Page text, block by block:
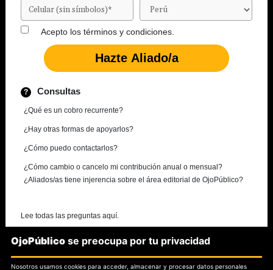
Acepto los términos y condiciones.
Consultas
¿Qué es un cobro recurrente?
¿Hay otras formas de apoyarlos?
¿Cómo puedo contactarlos?
¿Cómo cambio o cancelo mi contribución anual o mensual?
¿Aliados/as tiene injerencia sobre el área editorial de OjoPúblico?
Lee todas las preguntas aquí.
¿Necesitas más información?
OjoPúblico se preocupa por tu privacidad
Nosotros usamos cookies para acceder, almacenar y procesar datos personales